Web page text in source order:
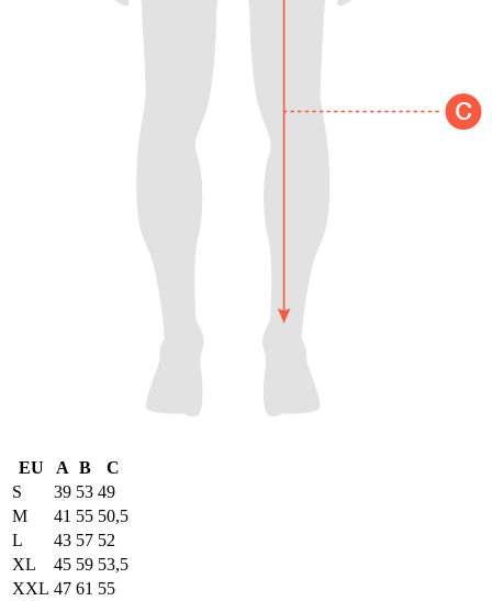
EU A B
C
S
39 53 49
M
41 55 50,5
L
43 57 52
XL
45 59 53,5
XXL 47 61 55